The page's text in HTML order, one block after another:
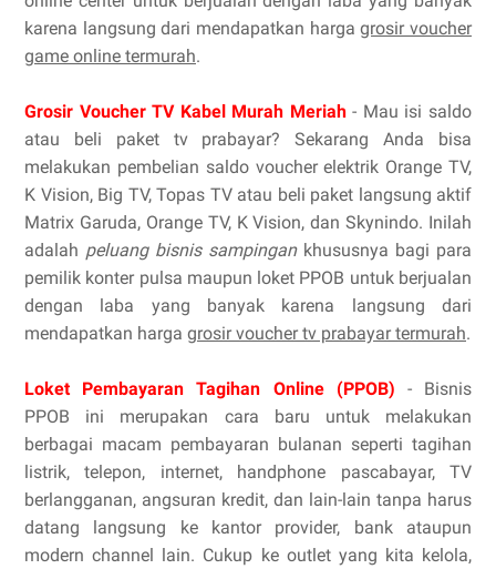
karena langsung dari mendapatkan hargagrosir voucher
game online termurah.
Grosir Voucher TV Kabel Murah Meriah- Mau isi saldo
atau beli paket tv prabayar? Sekarang Anda bisa
melakukan pembelian saldo voucher elektrik Orange TV,
K Vision, Big TV, Topas TV atau beli paket langsung aktif
Matrix Garuda, Orange TV, K Vision, dan Skynindo. Inilah
adalah peluang bisnis sampingankhususnya bagi para
pemilik konter pulsa maupun loket PPOB untuk berjualan
dengan laba yang banyak karena langsung dari
mendapatkan harga grosir voucher tv prabayar termurah.
Loket Pembayaran Tagihan Online (PPOB) - Bisnis
PPOB ini merupakan cara baru untuk melakukan
berbagai macam pembayaran bulanan seperti tagihan
listrik, telepon, internet, handphone pascabayar, TV
berlangganan, angsuran kredit, dan lain-lain tanpa harus
datang langsung ke kantor provider, bank ataupun
modern channel lain. Cukup ke outlet yang kita kelola,